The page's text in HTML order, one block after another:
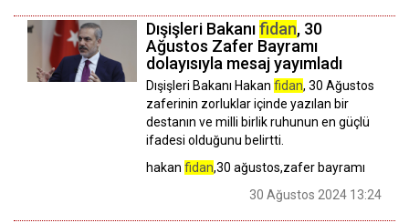
Dışişleri Bakanıfidan, 30
Ağustos Zafer Bayramı
dolayısıyla mesaj yayımladı
Dışişleri Bakanı Hakan fidan, 30 Ağustos
zaferinin zorluklar içinde yazılan bir
destanın ve milli birlik ruhunun en güçlü
ifadesi olduğunu belirtti.
hakan fidan,30 ağustos,zafer bayramı
30 Ağustos 2024 13:24